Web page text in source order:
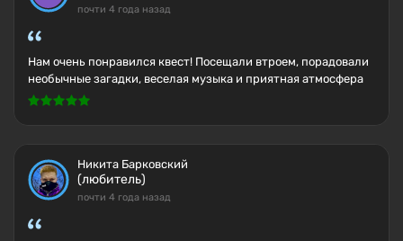
почти 4 года назад
Нам очень понравился квест! Посещали втроем, порадовали
необычные загадки, веселая музыка и приятная атмосфера
Никита Барковский
(любитель)
почти 4 года назад